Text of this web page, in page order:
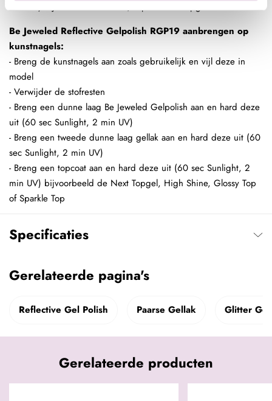
Be Jeweled Reflective Gelpolish RGP19 aanbrengen op
kunstnagels:
- Breng de kunstnagels aan zoals gebruikelijk en vijl deze in
model
- Verwijder de stofresten
- Breng een dunne laag Be Jeweled Gelpolish aan en hard deze
uit (60 sec Sunlight, 2 min UV)
- Breng een tweede dunne laag gellak aan en hard deze uit (60
sec Sunlight, 2 min UV)
- Breng een topcoat aan en hard deze uit (60 sec Sunlight, 2
min UV) bijvoorbeeld de Next Topgel, High Shine, Glossy Top
of Sparkle Top
Specificaties
Gerelateerde pagina's
Reflective Gel Polish Paarse Gellak Glitter
Gerelateerde producten